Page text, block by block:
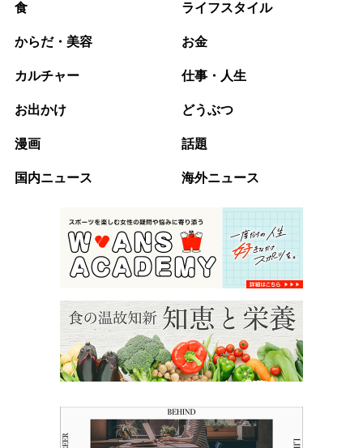
食 ライフスタイル
からだ・美容 お金
カルチャー 仕事・人生
お出かけ どうぶつ
漫画 話題
国内ニュース 海外ニュース